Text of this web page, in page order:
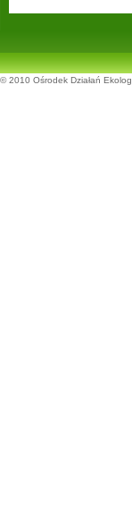
© 2010 Ośrodek Działań